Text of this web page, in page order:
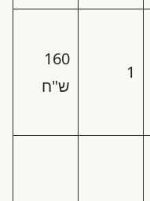
1
160
ש"ח